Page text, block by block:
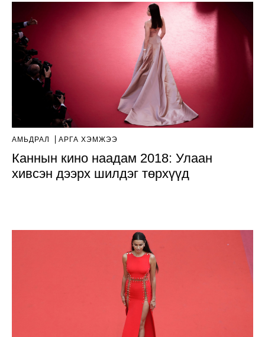
АМЬДРАЛ АРГА ХЭМЖЭЭ
Каннын кино наадам 2018: Улаан
хивсэн дээрх шилдэг төрхүүд